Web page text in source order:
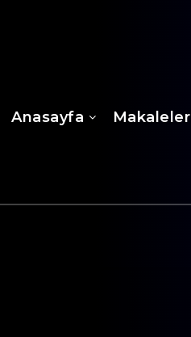
Anasayfa Makaleler